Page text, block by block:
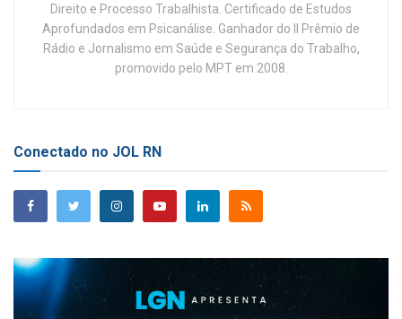
Direito e Processo Trabalhista. Certificado de Estudos
Aprofundados em Psicanálise. Ganhador do II Prêmio de
Rádio e Jornalismo em Saúde e Segurança do Trabalho,
promovido pelo MPT em 2008.
Conectado no JOL RN